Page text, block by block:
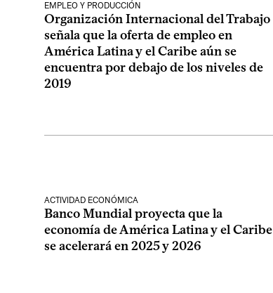
EMPLEO Y PRODUCCIÓN
Organización Internacional del Trabajo
señala que la oferta de empleo en
América Latina y el Caribe aún se
encuentra por debajo de los niveles de
2019
ACTIVIDAD ECONÓMICA
Banco Mundial proyecta que la
economía de América Latina y el Caribe
se acelerará en 2025 y 2026